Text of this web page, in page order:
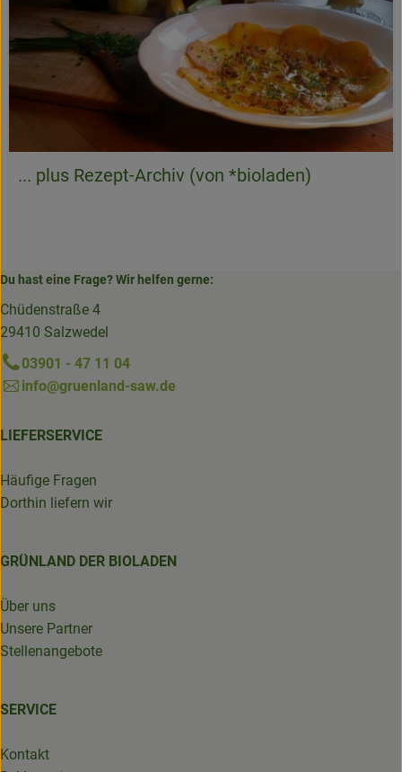
... plus Rezept-Archiv (von *bioladen)
Du hast eine Frage? Wir helfen gerne:
Chüdenstraße 4
29410 Salzwedel
03901 - 47 11 04
info@gruenland-saw.de
LIEFERSERVICE
Häufige Fragen
Dorthin liefern wir
GRÜNLAND DER BIOLADEN
Über uns
Unsere Partner
Stellenangebote
SERVICE
Kontakt